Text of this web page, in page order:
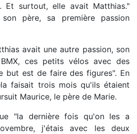
Et surtout, elle avait Matthias."
père, sa première passion
avait une autre passion, son
ces petits vélos avec des
but est de faire des figures". En
faisait trois mois qu'ils étaient
Maurice, le père de Marie.
"la dernière fois qu'on les a
j'étais avec les deux